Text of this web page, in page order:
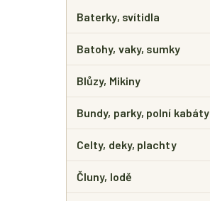
Baterky, svítidla
Batohy, vaky, sumky
Blůzy, Mikiny
Bundy, parky, polní kabáty
Celty, deky, plachty
Čluny, lodě